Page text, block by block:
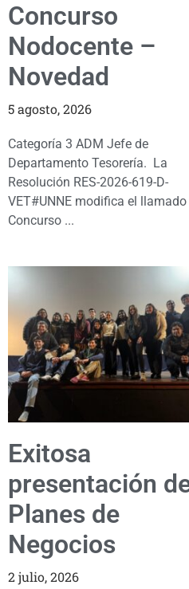
Concurso
Nodocente –
Novedad
5 agosto, 2026
Categoría 3 ADM Jefe de
Departamento Tesorería. La
Resolución RES-2026-619-D-
VET#UNNE modifica el llamado
Concurso ...
Exitosa
presentación
Planes de
Negocios
2 julio, 2026